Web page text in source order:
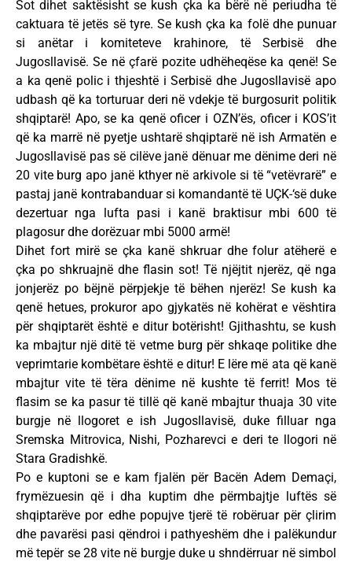
Sot dihet saktësisht se kush çka ka bërë në periudha të
caktuara të jetës së tyre. Se kush çka ka folë dhe punuar
si anëtar i komiteteve krahinore, të Serbisë dhe
Jugosllavisë. Se në çfarë pozite udhëheqëse ka qenë! Se
a ka qenë polic i thjeshtë i Serbisë dhe Jugosllavisë apo
udbash që ka torturuar deri në vdekje të burgosurit politik
shqiptarë! Apo, se ka qenë oficer i OZN’ës, oficer i KOS’it
që ka marrë në pyetje ushtarë shqiptarë në ish Armatën e
Jugosllavisë pas së cilëve janë dënuar me dënime deri në
20 vite burg apo janë kthyer në arkivole si të “vetëvrarë” e
pastaj janë kontrabanduar si komandantë të UÇK-‘së duke
dezertuar nga lufta pasi i kanë braktisur mbi 600 të
plagosur dhe dorëzuar mbi 5000 armë!
Dihet fort mirë se çka kanë shkruar dhe folur atëherë e
çka po shkruajnë dhe flasin sot! Të njëjtit njerëz, që nga
jonjerëz po bëjnë përpjekje të bëhen njerëz! Se kush ka
qenë hetues, prokuror apo gjykatës në kohërat e vështira
për shqiptarët është e ditur botërisht! Gjithashtu, se kush
ka mbajtur një ditë të vetme burg për shkaqe politike dhe
veprimtarie kombëtare është e ditur! E lëre më ata që kanë
mbajtur vite të tëra dënime në kushte të ferrit! Mos të
flasim se ka pasur të tillë që kanë mbajtur thuaja 30 vite
burgje në llogoret e ish Jugosllavisë, duke filluar nga
Sremska Mitrovica, Nishi, Pozharevci e deri te llogori në
Stara Gradishkë.
Po e kuptoni se e kam fjalën për Bacën Adem Demaçi,
frymëzuesin që i dha kuptim dhe përmbajtje luftës së
shqiptarëve por edhe popujve tjerë të robëruar për çlirim
dhe pavarësi pasi qëndroi i pathyeshëm dhe i palëkundur
më tepër se 28 vite në burgje duke u shndërruar në simbol